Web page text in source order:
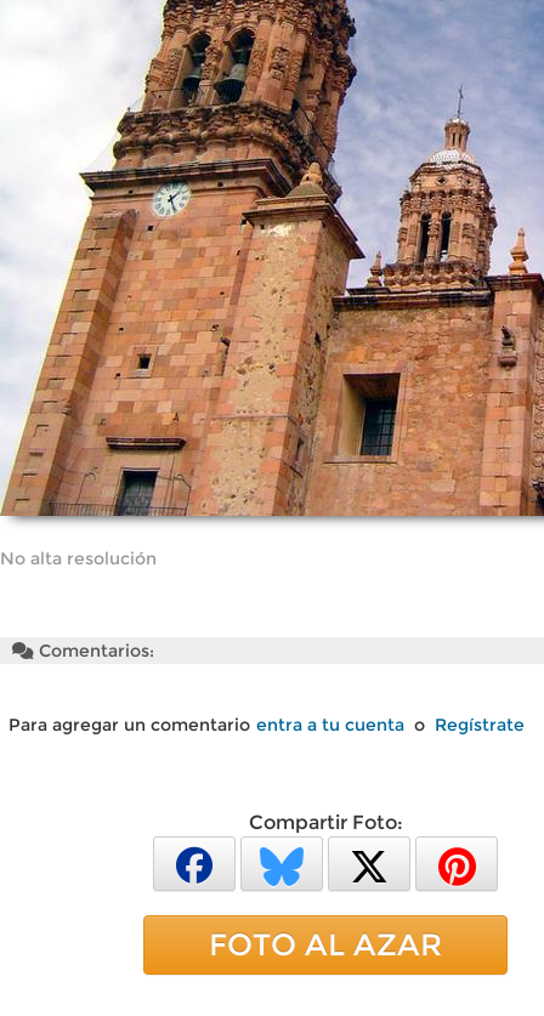
No alta resolución
Comentarios:
Para agregar un comentario entra a tu cuenta o Regístrate
Compartir Foto:
FOTO AL AZAR